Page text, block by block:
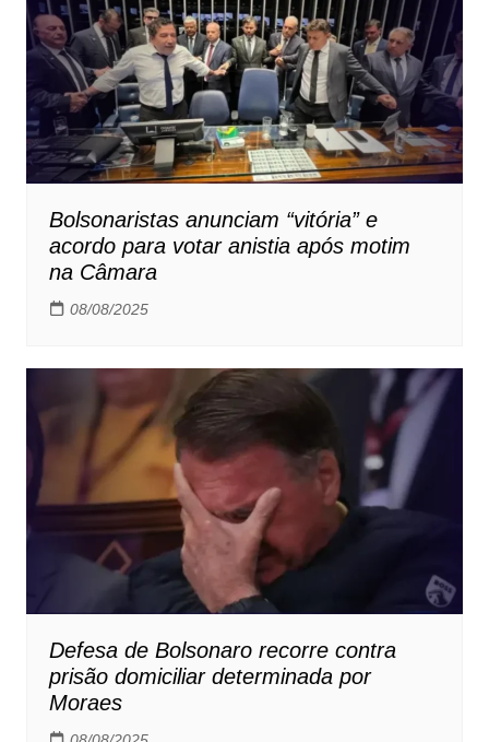
Bolsonaristas anunciam “vitória” e
acordo para votar anistia após motim
na Câmara
08/08/2025
Defesa de Bolsonaro recorre contra
prisão domiciliar determinada por
Moraes